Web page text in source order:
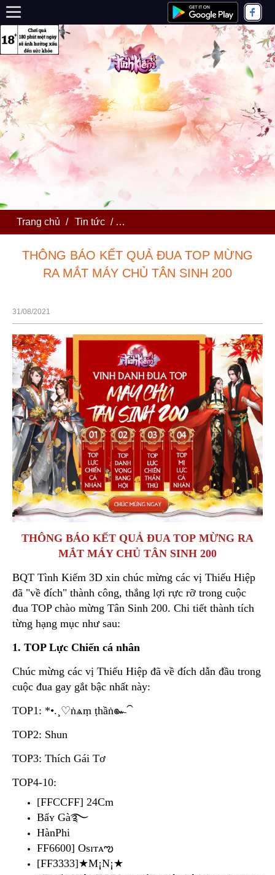
Trang chủ / Tin tức / THÔNG BÁO KẾT QUẢ ĐUA
THÔNG BÁO KẾT QUẢ ĐUA TOP MỪNG
RA MẮT MÁY CHỦ TÂN SINH 200
31/08/2021
THÔNG BÁO KẾT QUẢ ĐUA TOP MỪNG RA
MẮT MÁY CHỦ TÂN SINH 200
BQT Tình Kiếm 3D xin chúc mừng các vị Thiếu Hiệp
đã "về đích" thành công, thắng lợi rực rỡ trong cuộc
đua TOP chào mừng Tân Sinh 200. Chi tiết thành tích
từng hạng mục như sau:
1. TOP Lực Chiến cá nhân
Chúc mừng các vị Thiếu Hiệp đã về đích dẫn đầu trong
cuộc đua gay gắt bậc nhất này:
TOP1: *•.¸♡ṅѧṃ ṭһầṅ๛⁀
TOP2: Shun
TOP3: Thích Gái Tơ
TOP4-10:
[FFCCFF] 24Cm
Bẩʏ Gà࿐
HànPhi
FF6600] Osɪᴛᴀఌ
[FF3333]★M¡N¡★